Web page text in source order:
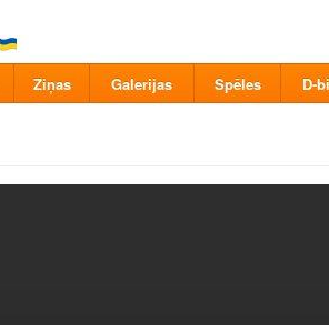
Ziņas Galerijas Spēles D-